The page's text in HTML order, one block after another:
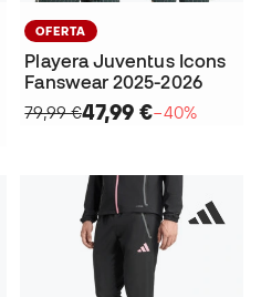
OFERTA
Playera Juventus Icons
Fanswear 2025-2026
79,99 €47,99 €−40%